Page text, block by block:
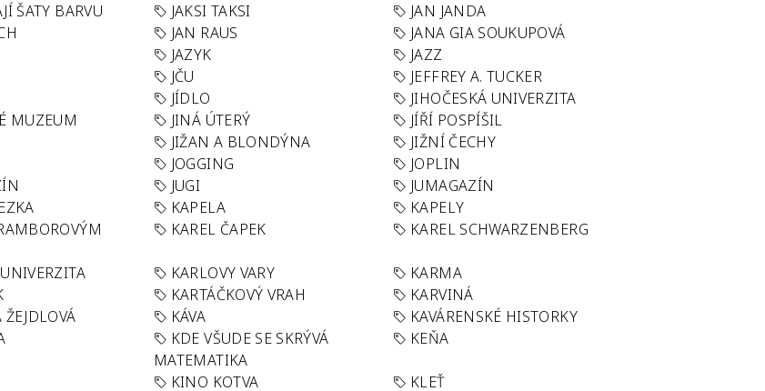
ŠATY BARVU JAKSI TAKSI
JAN JANDA
JAN RAUS
JANA GIA SOUKUPOVÁ
JAZYK
JAZZ
JČU
JEFFREY A. TUCKER
JÍDLO
JIHOČESKÁ UNIVERZITA
MUZEUM JINÁ ÚTERÝ
JÍŘÍ POSPÍŠIL
JIŽAN A BLONDÝNA
JIŽNÍ ČECHY
JOGGING
JOPLIN
JUGI
JUMAGAZÍN
KAPELA
KAPELY
KAREL ČAPEK KAREL SCHWARZENBERG
KARLOVY VARY
KARMA
KARTÁČKOVÝ VRAH
KARVINÁ
KÁVA
KAVÁRENSKÉ HISTORKY
KDE VŠUDE SE SKRÝVÁ
MATEMATIKA
KEŇA
KINO KOTVA KLEŤ